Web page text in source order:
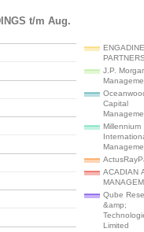
t/m Aug.
ENGADINE
PARTNERS
J.P.
Capital
Millennium
ACADIAN
Qube
&amp;
Limited